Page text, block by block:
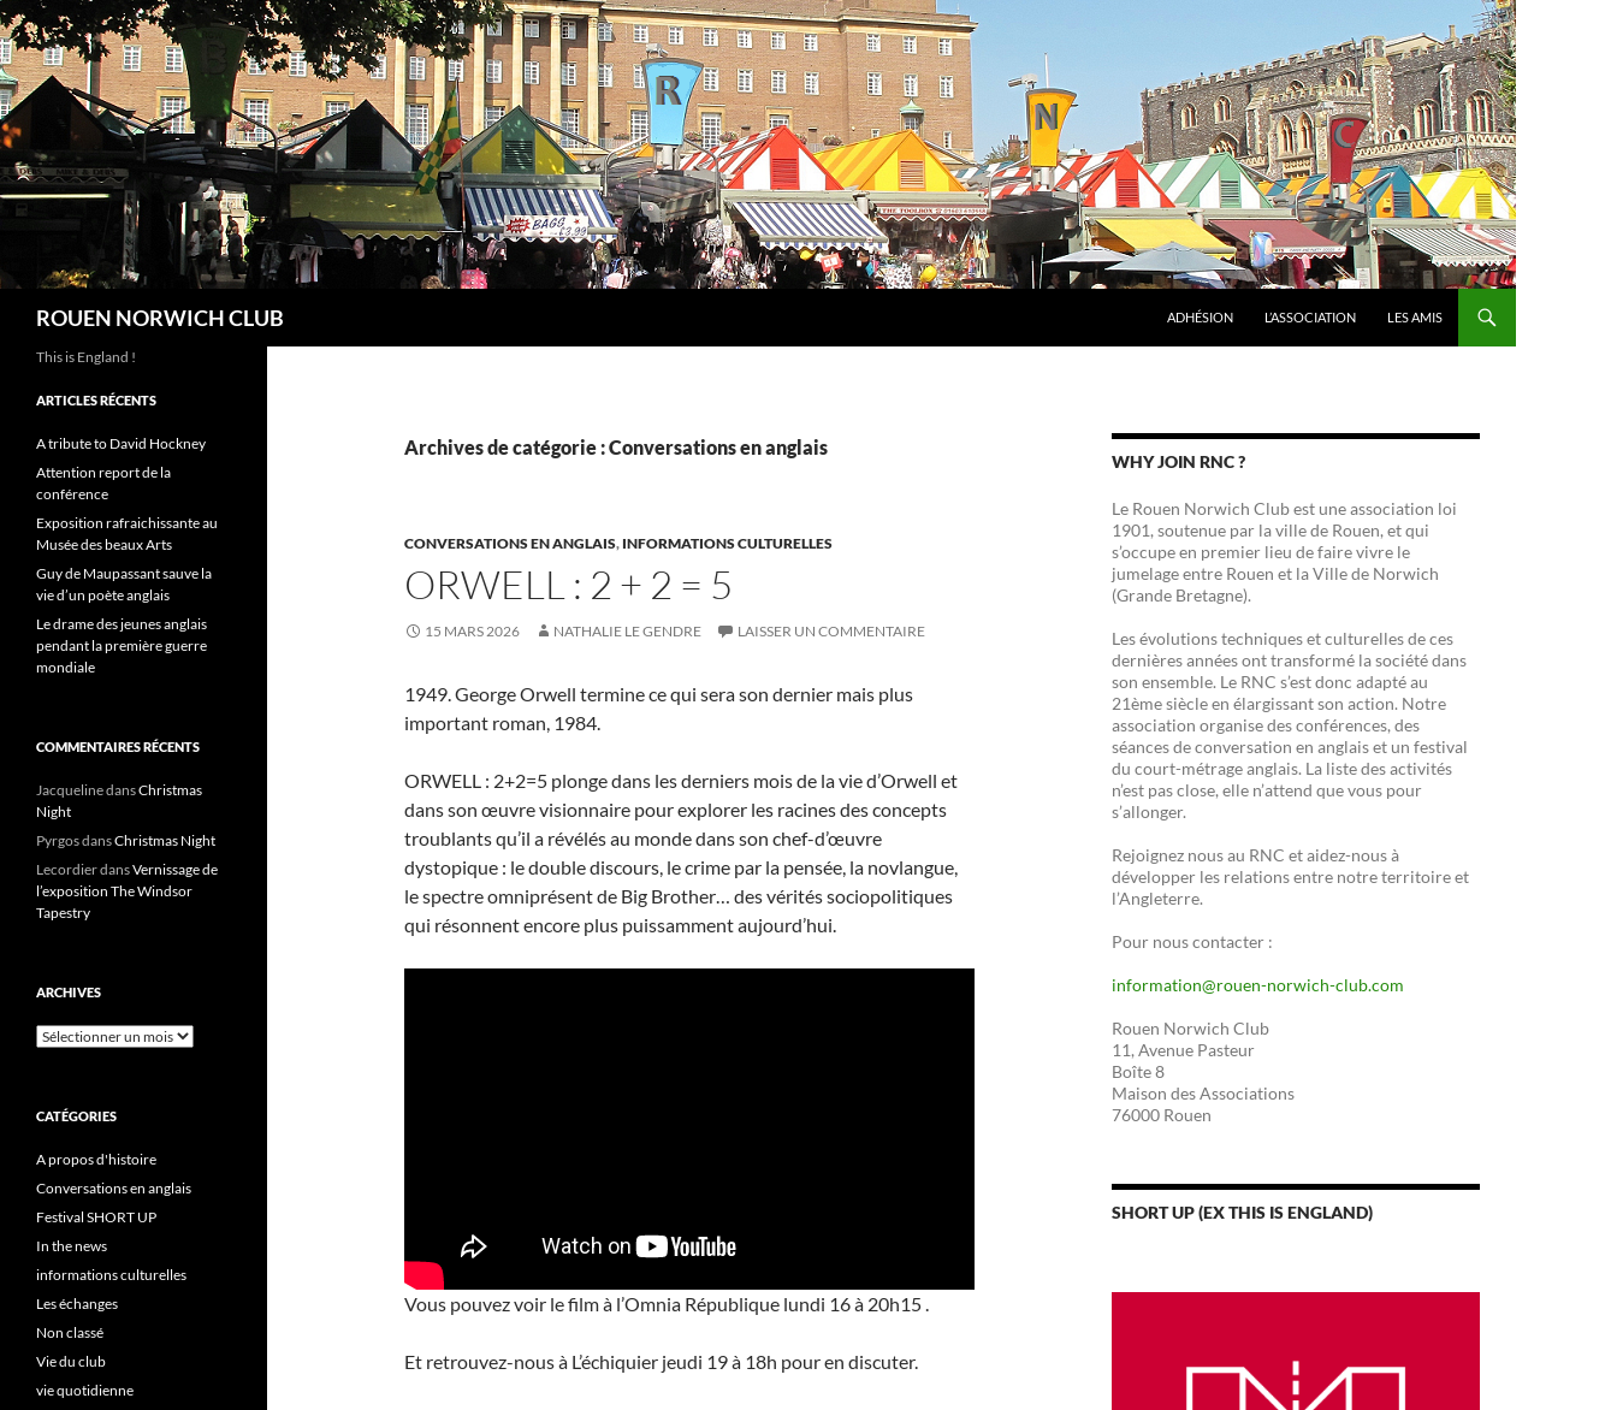
Aller
au
contenu
ROUEN NORWICH CLUB ADHÉSION L’ASSOCIATION LES AMIS
Archives de catégorie : Conversations en anglais
CONVERSATIONS EN ANGLAIS, INFORMATIONS CULTURELLES
ORWELL : 2 + 2 = 5
15 MARS 2026 NATHALIE LE GENDRE LAISSER UN COMMENTAIRE
1949. George Orwell termine ce qui sera son dernier mais plus
important roman, 1984.
ORWELL : 2+2=5 plonge dans les derniers mois de la vie d’Orwell et
dans son œuvre visionnaire pour explorer les racines des concepts
troublants qu’il a révélés au monde dans son chef-d’œuvre
dystopique : le double discours, le crime par la pensée, la novlangue,
le spectre omniprésent de Big Brother… des vérités sociopolitiques
qui résonnent encore plus puissamment aujourd’hui.
Vous pouvez voir le film à l’Omnia République lundi 16 à 20h15 .
Et retrouvez-nous à L’échiquier jeudi 19 à 18h pour en discuter.
WHY JOIN RNC ?
Le Rouen Norwich Club est une association loi
1901, soutenue par la ville de Rouen, et qui
s’occupe en premier lieu de faire vivre le
jumelage entre Rouen et la Ville de Norwich
(Grande Bretagne).
Les évolutions techniques et culturelles de ces
dernières années ont transformé la société dans
son ensemble. Le RNC s’est donc adapté au
21ème siècle en élargissant son action. Notre
association organise des conférences, des
séances de conversation en anglais et un festival
du court-métrage anglais. La liste des activités
n’est pas close, elle n’attend que vous pour
s’allonger.
Rejoignez nous au RNC et aidez-nous à
développer les relations entre notre territoire et
l’Angleterre.
Pour nous contacter :
information@rouen-norwich-club.com
Rouen Norwich Club
11, Avenue Pasteur
Boîte 8
Maison des Associations
76000 Rouen
SHORT UP (EX THIS IS ENGLAND)
This is England !
ARTICLES RÉCENTS
A tribute to David Hockney
Attention report de la
conférence
Exposition rafraichissante au
Musée des beaux Arts
Guy de Maupassant sauve la
vie d’un poète anglais
Le drame des jeunes anglais
pendant la première guerre
mondiale
COMMENTAIRES RÉCENTS
JacquelinedansChristmas
Night
PyrgosdansChristmas Night
LecordierdansVernissage de
l’exposition The Windsor
Tapestry
ARCHIVES
Archives
CATÉGORIES
A propos d'histoire
Conversations en anglais
Festival SHORT UP
In the news
informations culturelles
Les échanges
Non classé
Vie du club
vie quotidienne